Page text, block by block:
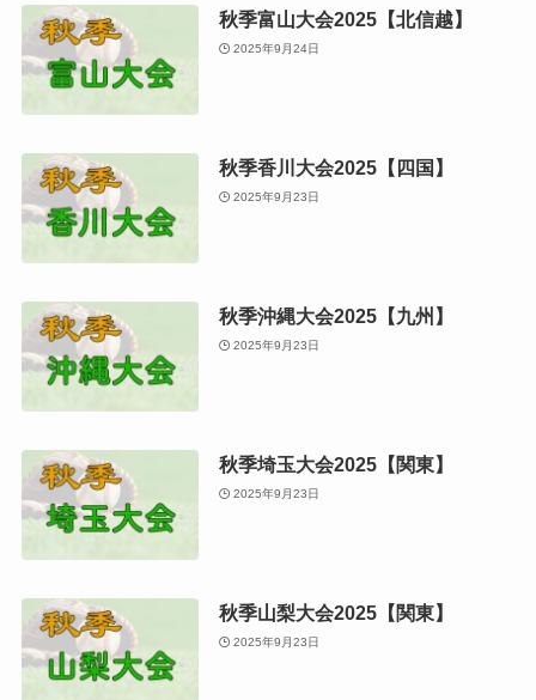
秋季富山大会2025【北信越】
2025年9月24日
秋季香川大会2025【四国】
2025年9月23日
秋季沖縄大会2025【九州】
2025年9月23日
秋季埼玉大会2025【関東】
2025年9月23日
秋季山梨大会2025【関東】
2025年9月23日